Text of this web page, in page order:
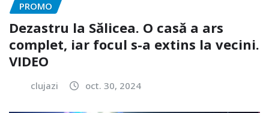
PROMO
Dezastru la Sălicea. O casă a ars
complet, iar focul s-a extins la vecini.
VIDEO
clujazi oct. 30, 2024